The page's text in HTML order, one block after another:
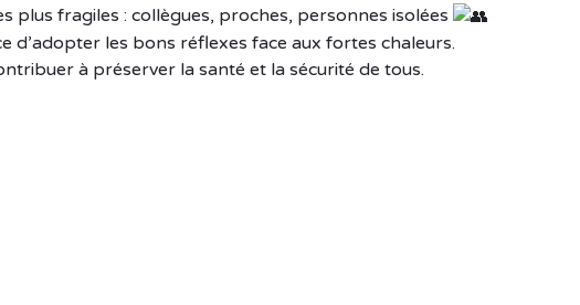
plus fragiles : collègues, proches, personnes isolées
d’adopter les bons réflexes face aux fortes chaleurs.
à préserver la santé et la sécurité de tous.